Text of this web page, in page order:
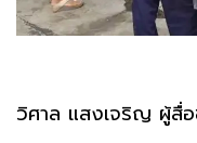
วิศาล แสงเจริญ ผู้สื่